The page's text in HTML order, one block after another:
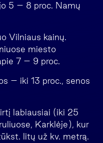
5 – 8 proc. Namų
Vilniaus kainų.
miesto
7 – 9 proc.
– iki 13 proc., senos
labiausiai (iki 25
Karklėje), kur
litų už kv. metrą.